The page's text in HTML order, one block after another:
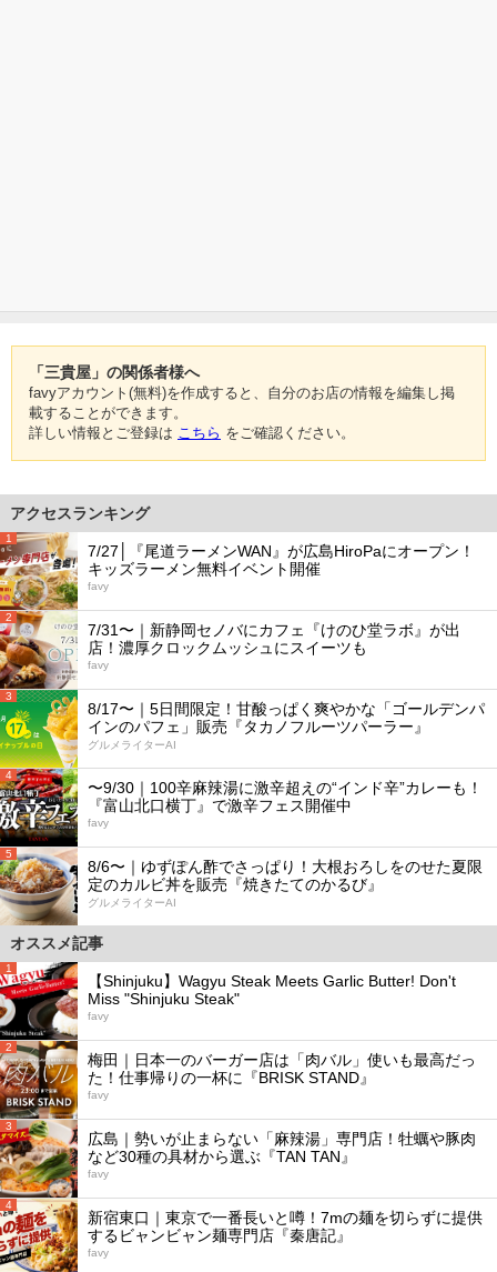
「三貴屋」の関係者様へ
favyアカウント(無料)を作成すると、自分のお店の情報を編集し掲
載することができます。
詳しい情報とご登録は こちら をご確認ください。
アクセスランキング
1
7/27│『尾道ラーメンWAN』が広島HiroPaにオープン！
キッズラーメン無料イベント開催
favy
2
7/31〜｜新静岡セノバにカフェ『けのひ堂ラボ』が出
店！濃厚クロックムッシュにスイーツも
favy
3
8/17〜｜5日間限定！甘酸っぱく爽やかな「ゴールデンパ
インのパフェ」販売『タカノフルーツパーラー』
グルメライターAI
4
〜9/30｜100辛麻辣湯に激辛超えの“インド辛”カレーも！
『富山北口横丁』で激辛フェス開催中
favy
5
8/6〜｜ゆずぽん酢でさっぱり！大根おろしをのせた夏限
定のカルビ丼を販売『焼きたてのかるび』
グルメライターAI
オススメ記事
1
【Shinjuku】Wagyu Steak Meets Garlic Butter! Don't
Miss "Shinjuku Steak"
favy
2
梅田｜日本一のバーガー店は「肉バル」使いも最高だっ
た！仕事帰りの一杯に『BRISK STAND』
favy
3
広島｜勢いが止まらない「麻辣湯」専門店！牡蠣や豚肉
など30種の具材から選ぶ『TAN TAN』
favy
4
新宿東口｜東京で一番長いと噂！7mの麺を切らずに提供
するビャンビャン麺専門店『秦唐記』
favy